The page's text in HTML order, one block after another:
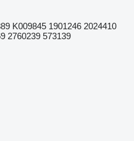
K009845 1901246 2024410
2760239 573139